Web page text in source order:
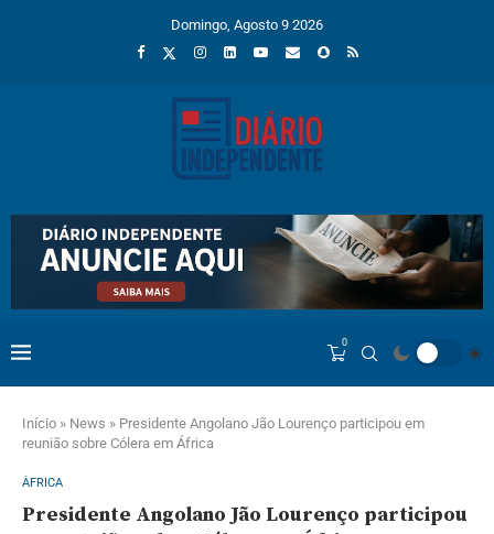
Domingo, Agosto 9 2026
0
Início » News » Presidente Angolano Jão Lourenço participou em
reunião sobre Cólera em África
ÁFRICA
Presidente Angolano Jão Lourenço participou